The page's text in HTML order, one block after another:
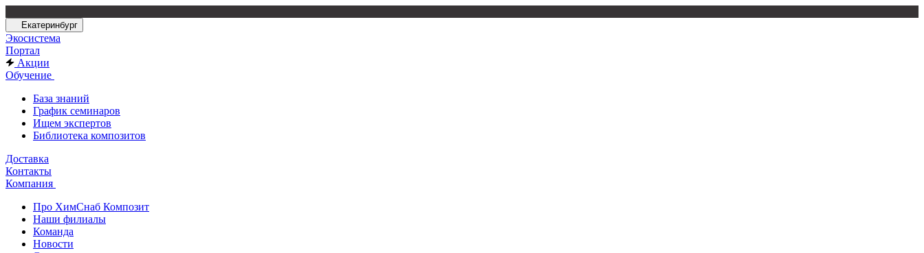
Екатеринбург
Экосистема
Портал
Акции
Обучение
База знаний
График семинаров
Ищем экспертов
Библиотека композитов
Доставка
Контакты
Компания
Про ХимСнаб Композит
Наши филиалы
Команда
Новости